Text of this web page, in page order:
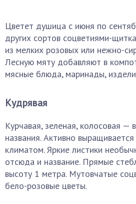
Цветет душица с июня по
других сортов соцветиями-
из мелких розовых или нежно-
Лесную мяту добавляют в
мясные блюда, маринады,
Кудрявая
Курчавая, зеленая, колосовая —
названия. Активно
климатом. Яркие листики
отсюда и название. Прямые
высоту 1 метра. Мутовчатые
бело-розовые цветы.